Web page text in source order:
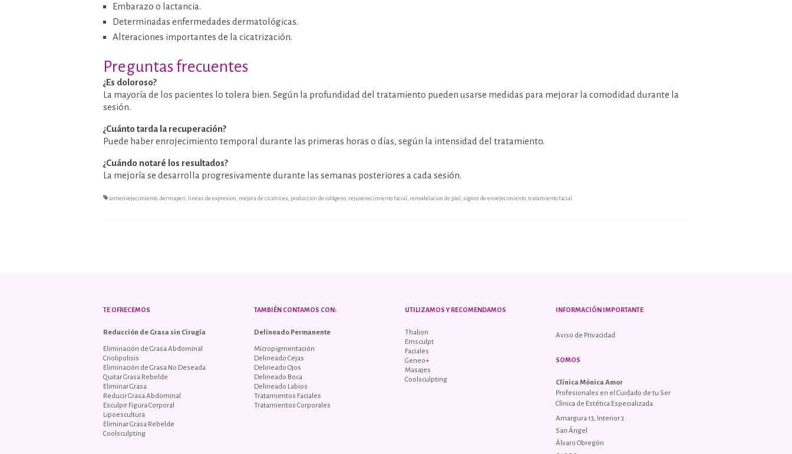
Embarazo o lactancia.
Determinadas enfermedades dermatológicas.
Alteraciones importantes de la cicatrización.
Preguntas frecuentes
¿Es doloroso?
La mayoría de los pacientes lo tolera bien. Según la profundidad del tratamiento pueden usarse medidas para mejorar la comodidad durante la
sesión.
¿Cuánto tarda la recuperación?
Puede haber enrojecimiento temporal durante las primeras horas o días, según la intensidad del tratamiento.
¿Cuándo notaré los resultados?
La mejoría se desarrolla progresivamente durante las semanas posteriores a cada sesión.
antienvejecimiento, dermapen , lineas de expresion , mejora de cicatrices , produccion de colágeno, rejuvenecimiento facial , remodelacion de piel , signos de envejecimiento, tratamiento facial
TE OFRECEMOS
Reducción de Grasa sin Cirugía
Eliminación de Grasa Abdominal
Criolipolisis
Eliminación de Grasa No Deseada
Quitar Grasa Rebelde
Eliminar Grasa
Reducir Grasa Abdominal
Esculpir Figura Corporal
Lipoescultura
Eliminar Grasa Rebelde
Coolsculpting
TAMBIÉN CONTAMOS CON:
Delineado Permanente
Micropigmentación
Delineado Cejas
Delineado Ojos
Delineado Boca
Delineado Labios
Tratamientos Faciales
Tratamientos Corporales
UTILIZAMOS Y RECOMENDAMOS
Thalion
Emsculpt
Faciales
Geneo+
Masajes
Coolsculpting
INFORMACIÓN IMPORTANTE
Aviso de Privacidad
SOMOS
Clínica Mónica Amor
Profesionales en el Cuidado de tu Ser
Clínica de Estética Especializada
Amargura 13, Interior 3
San Ángel
Álvaro Obregón